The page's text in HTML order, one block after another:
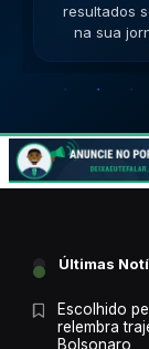
sucesso.
Últimas
Escolhido
relembra
Bolsonaro